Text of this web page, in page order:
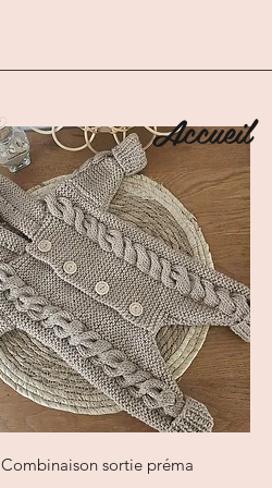
Accueil
Aperçu rapide
Combinaison sortie préma